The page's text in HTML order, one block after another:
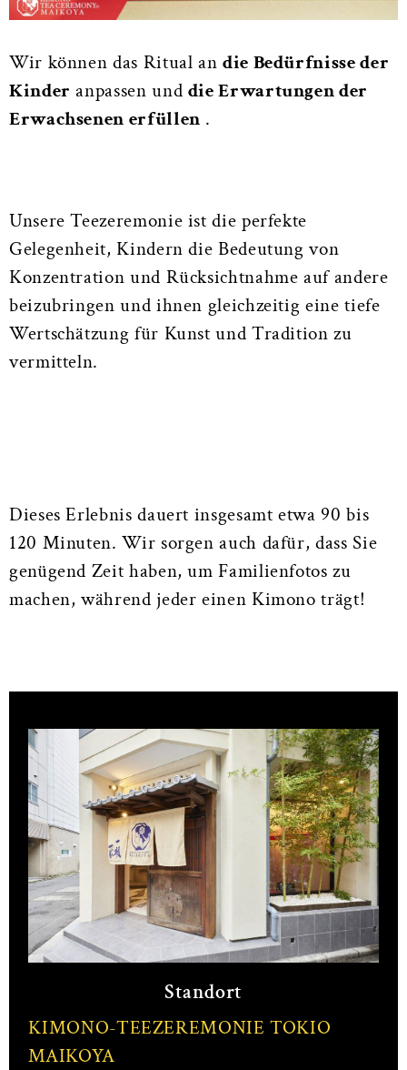
Wir können das Ritual an die Bedürfnisse der
Kinder anpassen und die Erwartungen der
Erwachsenen erfüllen .
Unsere Teezeremonie ist die perfekte
Gelegenheit, Kindern die Bedeutung von
Konzentration und Rücksichtnahme auf andere
beizubringen und ihnen gleichzeitig eine tiefe
Wertschätzung für Kunst und Tradition zu
vermitteln.
Dieses Erlebnis dauert insgesamt etwa 90 bis
120 Minuten. Wir sorgen auch dafür, dass Sie
genügend Zeit haben, um Familienfotos zu
machen, während jeder einen Kimono trägt!
Standort
KIMONO-TEEZEREMONIE TOKIO
MAIKOYA